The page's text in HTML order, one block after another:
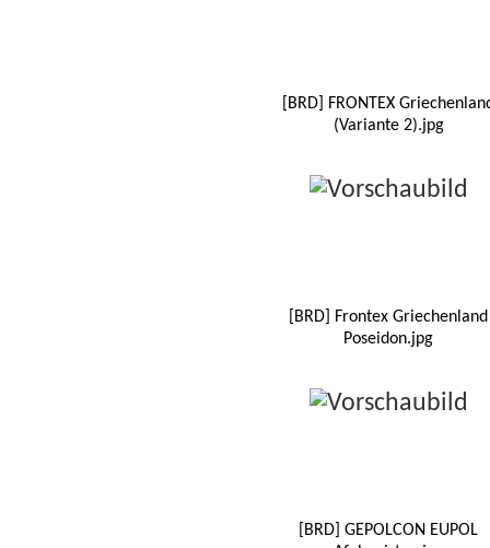
[BRD] FRONTEX
(Variante 2).jpg
[BRD] Frontex Griechenland
Poseidon.jpg
[BRD] GEPOLCON EUPOL